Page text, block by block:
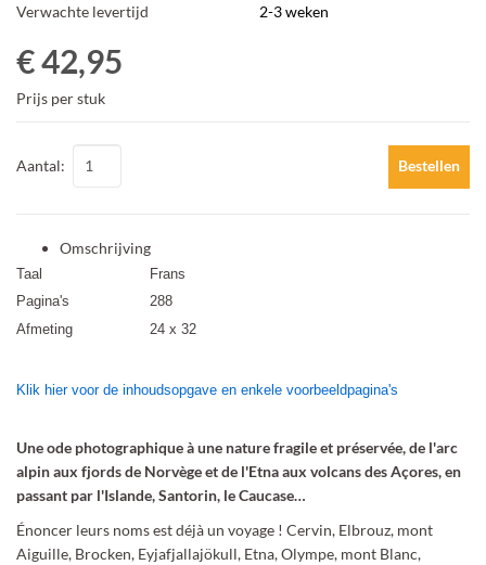
Verwachte levertijd
2-3 weken
€ 42,95
Prijs per stuk
Aantal: Bestellen
Omschrijving
Taal
Frans
Pagina's
288
Afmeting
24 x 32
Klik hier voor de inhoudsopgave en enkele voorbeeldpagina's
Une ode photographique à une nature fragile et préservée, de l'arc
alpin aux fjords de Norvège et de l'Etna aux volcans des Açores, en
passant par l'Islande, Santorin, le Caucase…
Énoncer leurs noms est déjà un voyage ! Cervin, Elbrouz, mont
Aiguille, Brocken, Eyjafjallajökull, Etna, Olympe, mont Blanc,